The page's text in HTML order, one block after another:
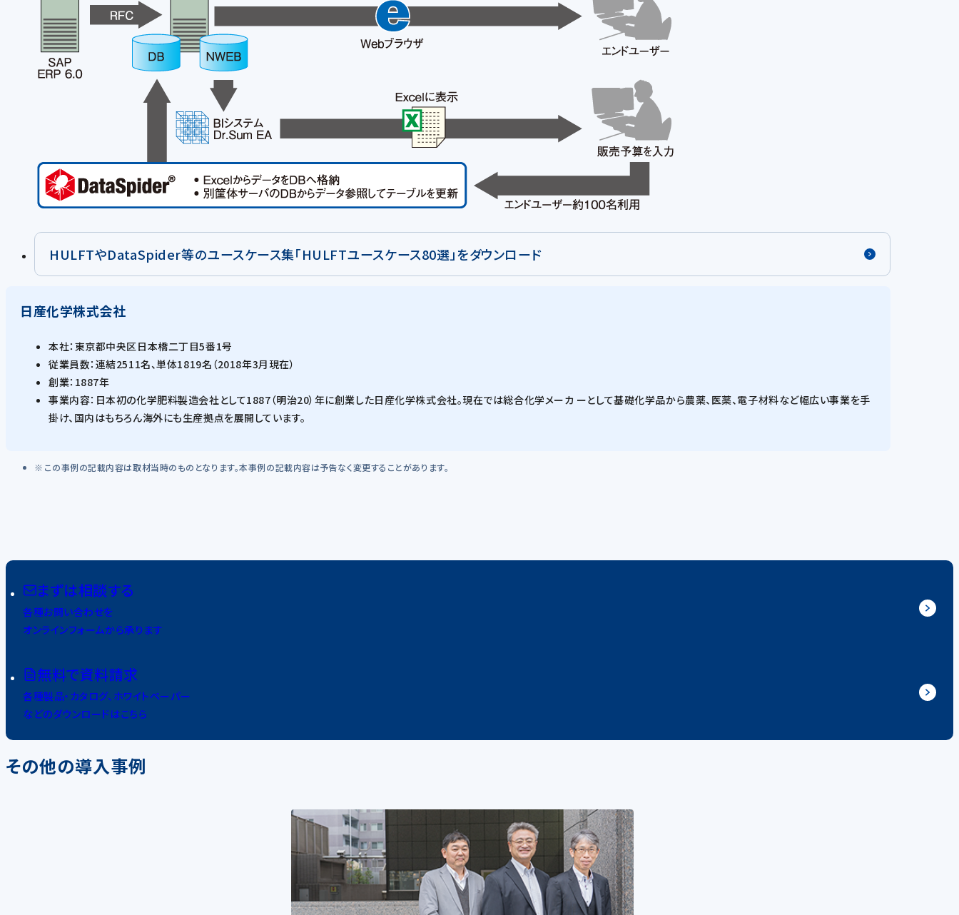
HULFTやDataSpider等のユースケース集「HULFTユースケース80選」をダウンロード
日産化学株式会社
本社：東京都中央区日本橋二丁目5番1号
従業員数：連結2511名、単体1819名（2018年3月現在）
創業：1887年
事業内容：日本初の化学肥料製造会社として1887（明治20）年に創業した日産化学株式会社。現在では総合化学メーカ ーとして基礎化学品から農薬、医薬、電子材料など幅広い事業を手
掛け、国内はもちろん海外にも生産拠点を展開しています。
この事例の記載内容は取材当時のものとなります。本事例の記載内容は予告なく変更することがあります。
まずは相談する
各種お問い合わせを
オンラインフォームから承ります
無料で資料請求
各種製品・カタログ、ホワイトペーパー
などのダウンロードはこちら
その他の導入事例